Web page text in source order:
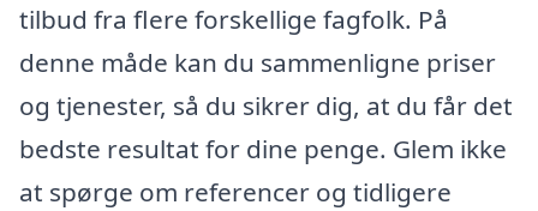
tilbud fra flere forskellige fagfolk. På
denne måde kan du sammenligne priser
og tjenester, så du sikrer dig, at du får det
bedste resultat for dine penge. Glem ikke
at spørge om referencer og tidligere